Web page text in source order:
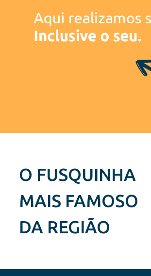
O FUSQUINHA
MAIS FAMOSO
DA REGIÃO